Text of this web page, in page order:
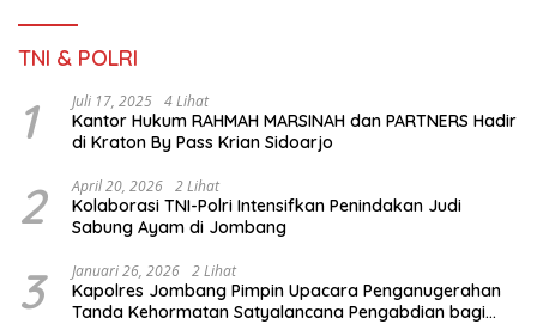
TNI & POLRI
1 Juli 17, 2025 4 Lihat
Kantor Hukum RAHMAH MARSINAH dan PARTNERS Hadir
di Kraton By Pass Krian Sidoarjo
2 April 20, 2026 2 Lihat
Kolaborasi TNI-Polri Intensifkan Penindakan Judi
Sabung Ayam di Jombang
3 Januari 26, 2026 2 Lihat
Kapolres Jombang Pimpin Upacara Penganugerahan
Tanda Kehormatan Satyalancana Pengabdian bagi